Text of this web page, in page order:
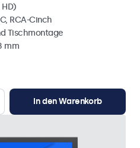
RCA-Cinch
Tischmontage
mm
In den Warenkorb